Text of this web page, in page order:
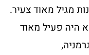
מגיל מאוד צעיר.
היה פעיל מאוד